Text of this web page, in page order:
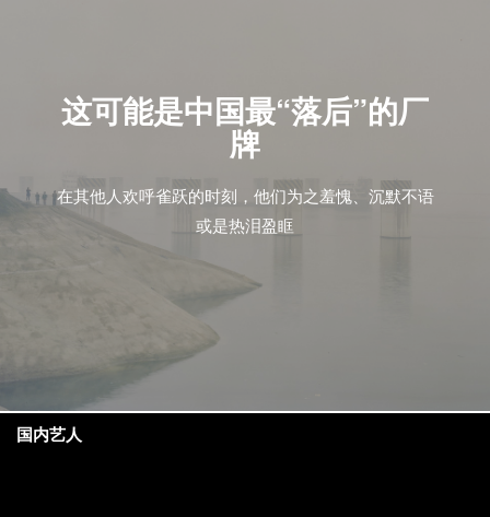
这可能是中国最“落后”的厂
牌
在其他人欢呼雀跃的时刻，他们为之羞愧、沉默不语
或是热泪盈眶
国内艺人